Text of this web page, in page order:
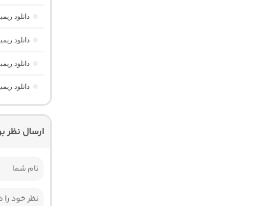
دانلود ریمیکس
دانلود
دانلود
دانلود
ارسال نظر